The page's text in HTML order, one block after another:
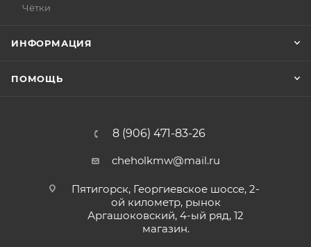
Чётки
ИНФОРМАЦИЯ
ПОМОЩЬ
8 (906) 471-83-26
cheholkmw@mail.ru
Пятигорск, Георгиевское шоссе, 2-
ой километр, рынок
Аргашоковский, 4-ый ряд, 12
магазин.